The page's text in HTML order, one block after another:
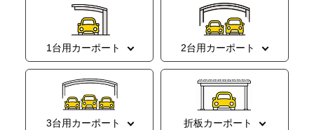
1台用カーポート 2台用カーポート
3台用カーポート 折板カーポート